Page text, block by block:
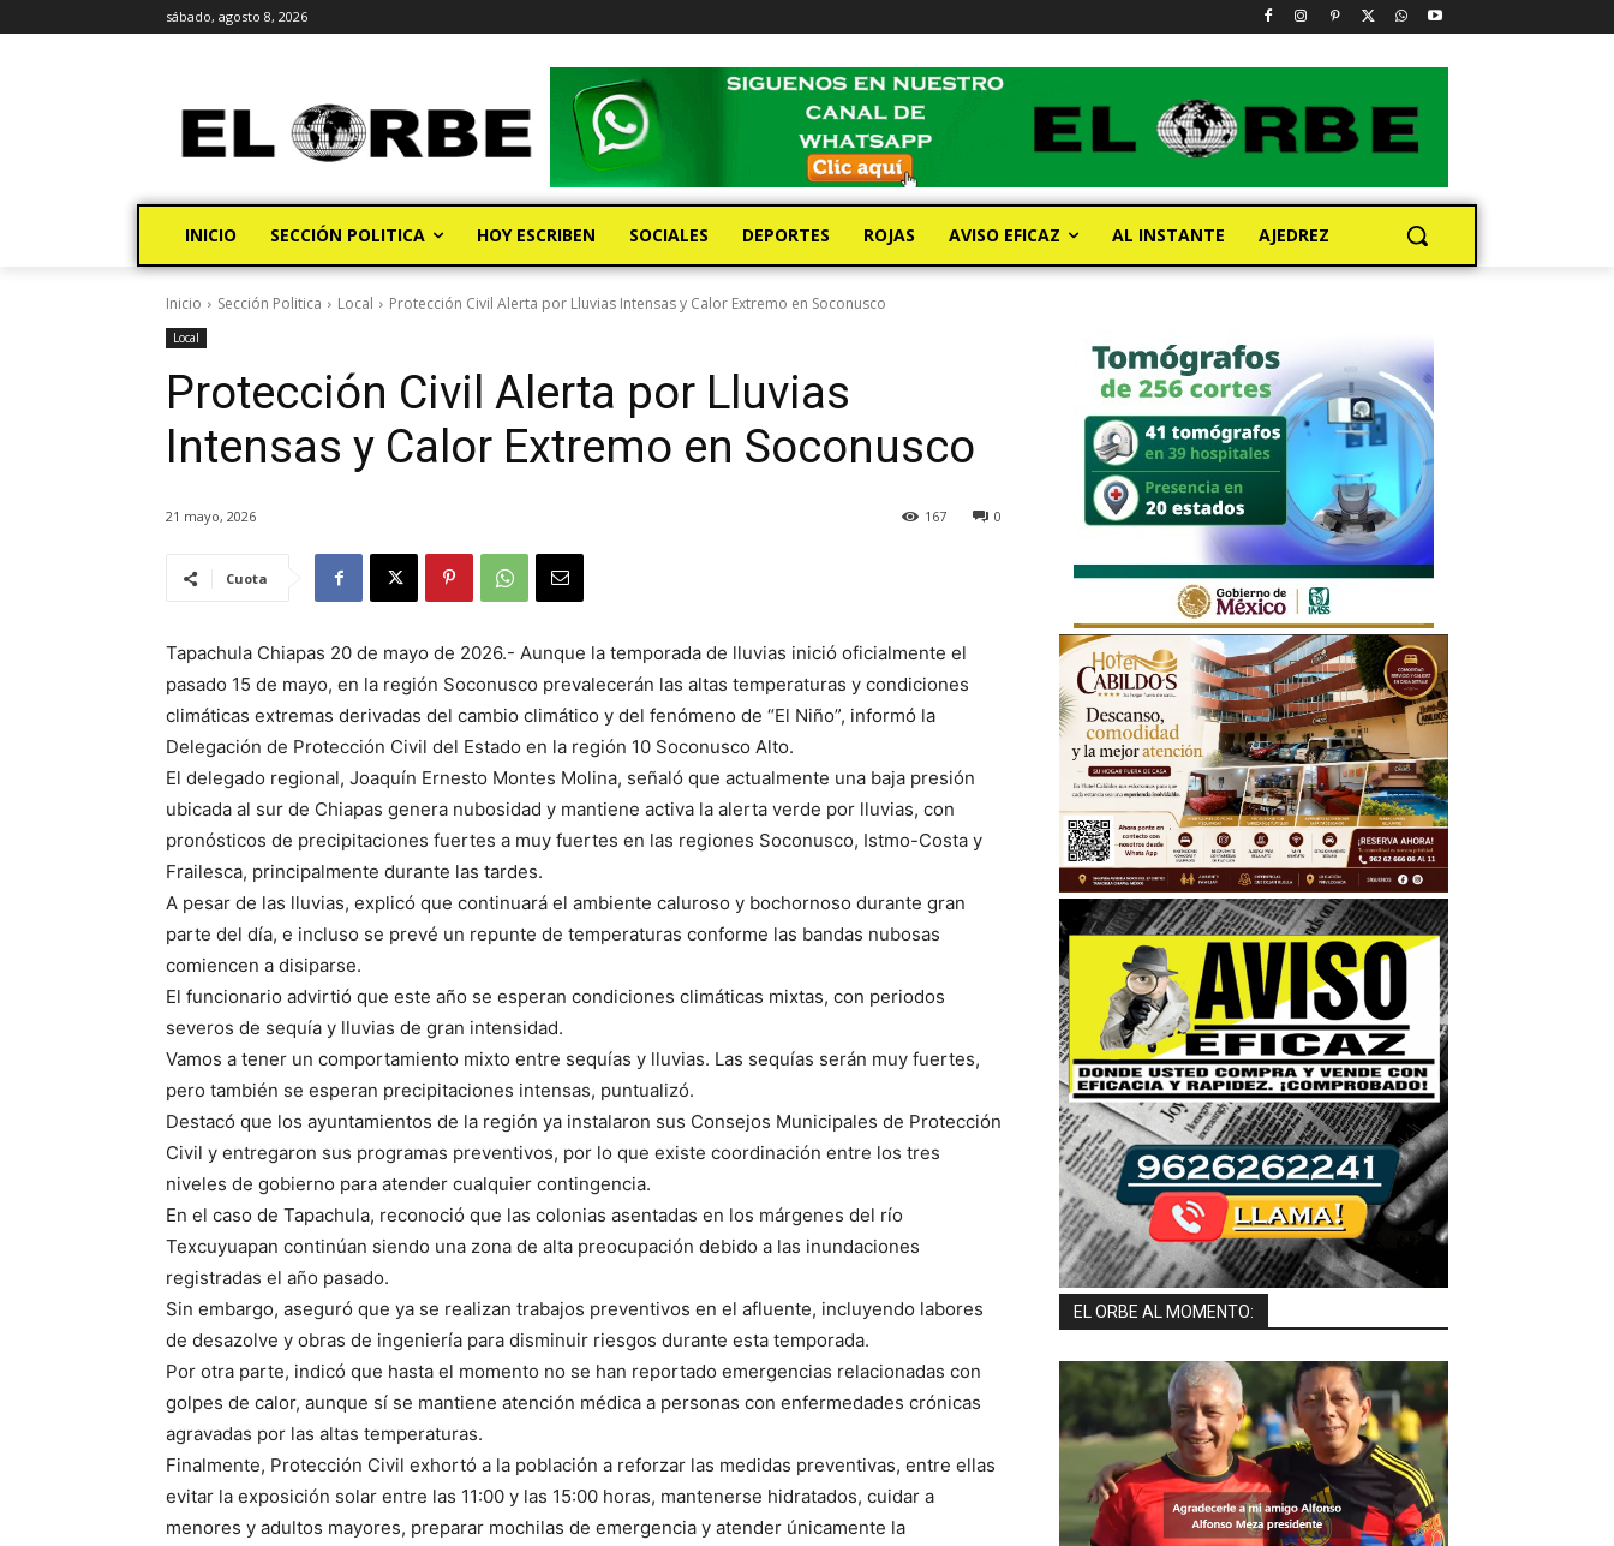
sábado, agosto 8, 2026
INICIO SECCIÓN POLITICA HOY ESCRIBEN SOCIALES DEPORTES ROJAS AVISO EFICAZ AL INSTANTE AJEDREZ
Inicio Sección Politica Local Protección Civil Alerta por Lluvias Intensas y Calor Extremo en Soconusco
Local
Protección Civil Alerta por Lluvias
Intensas y Calor Extremo en Soconusco
21 mayo, 2026 0
167
Cuota
Tapachula Chiapas 20 de mayo de 2026.- Aunque la temporada de lluvias inició oficialmente el
pasado 15 de mayo, en la región Soconusco prevalecerán las altas temperaturas y condiciones
climáticas extremas derivadas del cambio climático y del fenómeno de “El Niño”, informó la
Delegación de Protección Civil del Estado en la región 10 Soconusco Alto.
El delegado regional, Joaquín Ernesto Montes Molina, señaló que actualmente una baja presión
ubicada al sur de Chiapas genera nubosidad y mantiene activa la alerta verde por lluvias, con
pronósticos de precipitaciones fuertes a muy fuertes en las regiones Soconusco, Istmo-Costa y
Frailesca, principalmente durante las tardes.
A pesar de las lluvias, explicó que continuará el ambiente caluroso y bochornoso durante gran
parte del día, e incluso se prevé un repunte de temperaturas conforme las bandas nubosas
comiencen a disiparse.
El funcionario advirtió que este año se esperan condiciones climáticas mixtas, con periodos
severos de sequía y lluvias de gran intensidad.
Vamos a tener un comportamiento mixto entre sequías y lluvias. Las sequías serán muy fuertes,
pero también se esperan precipitaciones intensas, puntualizó.
Destacó que los ayuntamientos de la región ya instalaron sus Consejos Municipales de Protección
Civil y entregaron sus programas preventivos, por lo que existe coordinación entre los tres
niveles de gobierno para atender cualquier contingencia.
En el caso de Tapachula, reconoció que las colonias asentadas en los márgenes del río
Texcuyuapan continúan siendo una zona de alta preocupación debido a las inundaciones
registradas el año pasado.
Sin embargo, aseguró que ya se realizan trabajos preventivos en el afluente, incluyendo labores
de desazolve y obras de ingeniería para disminuir riesgos durante esta temporada.
Por otra parte, indicó que hasta el momento no se han reportado emergencias relacionadas con
golpes de calor, aunque sí se mantiene atención médica a personas con enfermedades crónicas
agravadas por las altas temperaturas.
Finalmente, Protección Civil exhortó a la población a reforzar las medidas preventivas, entre ellas
evitar la exposición solar entre las 11:00 y las 15:00 horas, mantenerse hidratados, cuidar a
menores y adultos mayores, preparar mochilas de emergencia y atender únicamente la
EL ORBE AL MOMENTO: